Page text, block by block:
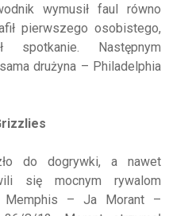
wymusił faul równo
pierwszego osobistego,
spotkanie. Następnym
drużyna – Philadelphia
do dogrywki, a nawet
się mocnym rywalom
Memphis – Ja Morant –